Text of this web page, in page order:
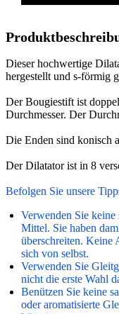
Dieser hochwertige
hergestellt und s-förmig
Der Bougiestift ist
Durchmesser. Der
Die Enden sind konisch
Der Dilatator ist in 8
Befolgen Sie unsere
Verwenden Sie keine
Mittel. Sie haben
überschreiten. Keine
sich von selbst.
Verwenden Sie
nicht die erste Wahl
Benützen Sie keine
oder aromatisierte